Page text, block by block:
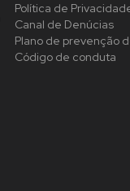
Política de
Canal de Denúcias
Plano de prevenção
Código de conduta